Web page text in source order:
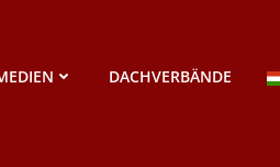
DACHVERBÄNDE